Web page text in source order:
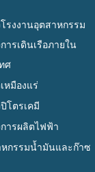
รงงานอุตสาหกรรม
ารเดินเรือภายใน
ศ
หมืองแร่
โตรเคมี
ารผลิตไฟฟ้า
หกรรมน้ำมันและก๊าซ